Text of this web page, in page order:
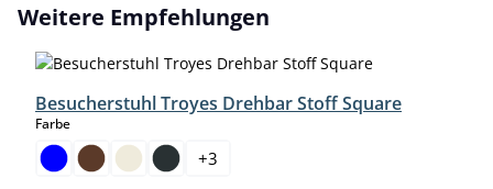
Produktgalerie überspringen
Weitere Empfehlungen
Besucherstuhl Troyes Drehbar Stoff Square
Farbeauswählen
+3